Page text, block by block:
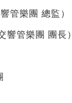
管樂團 總監）
響管樂團 團長）